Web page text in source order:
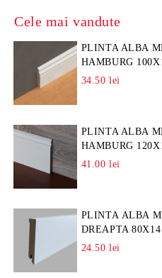
Cele mai vandute
PLINTA ALBA
HAMBURG
34.50 lei
PLINTA ALBA
HAMBURG
41.00 lei
PLINTA ALBA MDF
DREAPTA
24.50 lei